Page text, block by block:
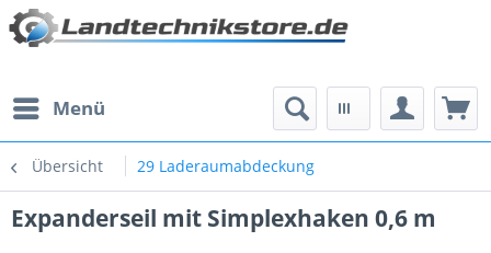
Menü
Übersicht 29 Laderaumabdeckung
Expanderseil mit Simplexhaken 0,6 m